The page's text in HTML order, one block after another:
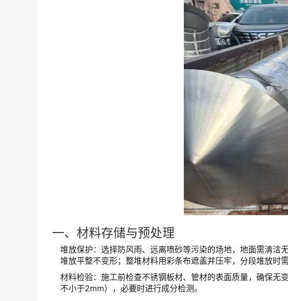
一、材料存储与预处理
堆放保护：选择防风雨、远离喷砂等污染的场地，地面需清
堆放平整不变形；整堆材料用彩条布遮盖并压牢，分段堆放时
材料检验：施工前检查不锈钢板材、管材的表面质量，确保
不小于2mm），必要时进行成分检测。